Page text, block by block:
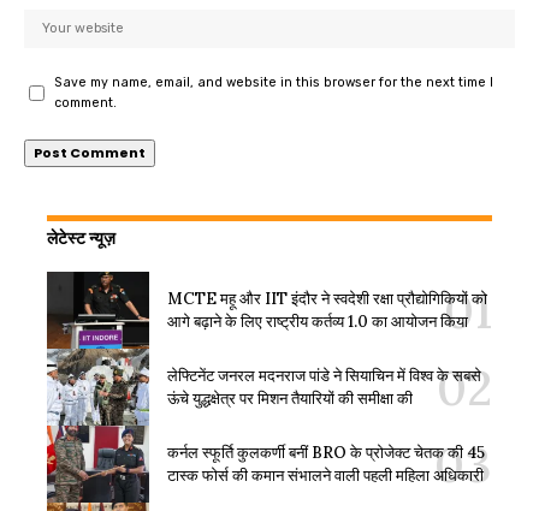
Save my name, email, and website in this browser for the next time I
comment.
लेटेस्ट न्यूज़
MCTE महू और IIT इंदौर ने स्वदेशी रक्षा प्रौद्योगिकियों को
आगे बढ़ाने के लिए राष्ट्रीय कर्तव्य 1.0 का आयोजन किया
लेफ्टिनेंट जनरल मदनराज पांडे ने सियाचिन में विश्व के सबसे
ऊंचे युद्धक्षेत्र पर मिशन तैयारियों की समीक्षा की
कर्नल स्फूर्ति कुलकर्णी बनीं BRO के प्रोजेक्ट चेतक की 45
टास्क फोर्स की कमान संभालने वाली पहली महिला अधिकारी